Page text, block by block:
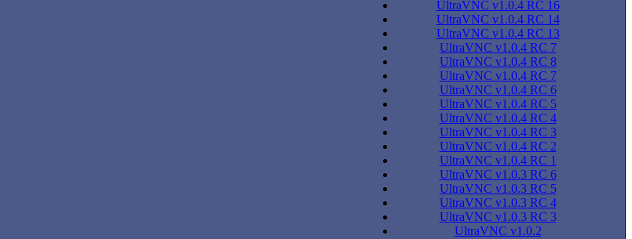
UltraVNC v1.0.4 RC 16
UltraVNC v1.0.4 RC 14
UltraVNC v1.0.4 RC 13
UltraVNC v1.0.4 RC 7
UltraVNC v1.0.4 RC 8
UltraVNC v1.0.4 RC 7
UltraVNC v1.0.4 RC 6
UltraVNC v1.0.4 RC 5
UltraVNC v1.0.4 RC 4
UltraVNC v1.0.4 RC 3
UltraVNC v1.0.4 RC 2
UltraVNC v1.0.4 RC 1
UltraVNC v1.0.3 RC 6
UltraVNC v1.0.3 RC 5
UltraVNC v1.0.3 RC 4
UltraVNC v1.0.3 RC 3
UltraVNC v1.0.2